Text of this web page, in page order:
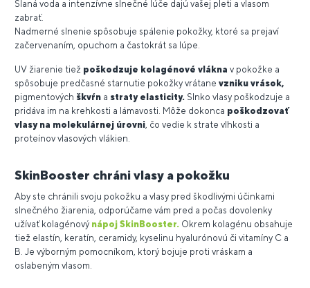
Slaná voda a intenzívne slnečné lúče dajú vašej pleti a vlasom
zabrať.
Nadmerné slnenie spôsobuje spálenie pokožky, ktoré sa prejaví
začervenaním, opuchom a častokrát sa lúpe.
UV žiarenie tiež poškodzuje kolagénové vlákna v pokožke a
spôsobuje predčasné starnutie pokožky vrátane vzniku vrások,
pigmentových škvŕn a straty elasticity. Slnko vlasy poškodzuje a
pridáva im na krehkosti a lámavosti. Môže dokonca poškodzovať
vlasy na molekulárnej úrovni, čo vedie k strate vlhkosti a
proteínov vlasových vlákien.
SkinBooster chráni vlasy a pokožku
Aby ste chránili svoju pokožku a vlasy pred škodlivými účinkami
slnečného žiarenia, odporúčame vám pred a počas dovolenky
užívať kolagénový nápoj SkinBooster. Okrem kolagénu obsahuje
tiež elastín, keratín, ceramidy, kyselinu hyalurónovú či vitamíny C a
B. Je výborným pomocníkom, ktorý bojuje proti vráskam a
oslabeným vlasom.